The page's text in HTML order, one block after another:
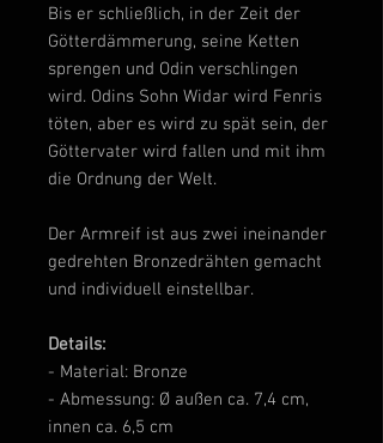
Bis er schließlich, in der Zeit der
Götterdämmerung, seine Ketten
sprengen und Odin verschlingen
wird. Odins Sohn Widar wird Fenris
töten, aber es wird zu spät sein, der
Göttervater wird fallen und mit ihm
die Ordnung der Welt.
Der Armreif ist aus zwei ineinander
gedrehten Bronzedrähten gemacht
und individuell einstellbar.
Details:
- Material: Bronze
- Abmessung: Ø außen ca. 7,4 cm,
innen ca. 6,5 cm